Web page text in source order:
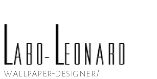
wallpaper-designer/